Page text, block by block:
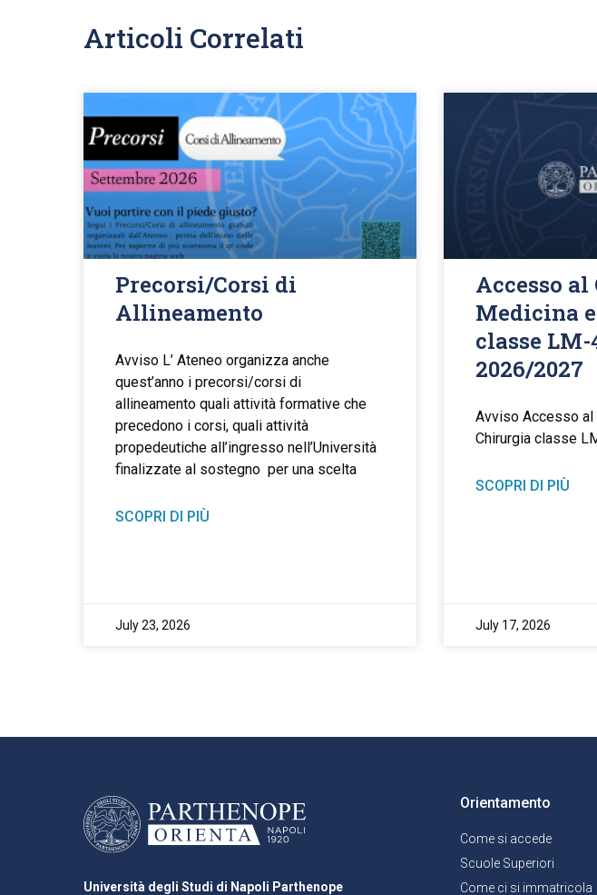
Articoli Correlati
Precorsi/Corsi di
Allineamento
Avviso L’ Ateneo organizza anche
quest’anno i precorsi/corsi di
allineamento quali attività formative che
precedono i corsi, quali attività
propedeutiche all’ingresso nell’Università
finalizzate al sostegno per una scelta
SCOPRI DI PIÙ
July 23, 2026
Accesso al
Medicina
classe LM-
2026/2027
Avviso Accesso al
Chirurgia classe
SCOPRI DI PIÙ
July 17, 2026
Università degli Studi di Napoli Parthenope
Orientamento
Come si accede
Scuole Superiori
Come ci si immatricola